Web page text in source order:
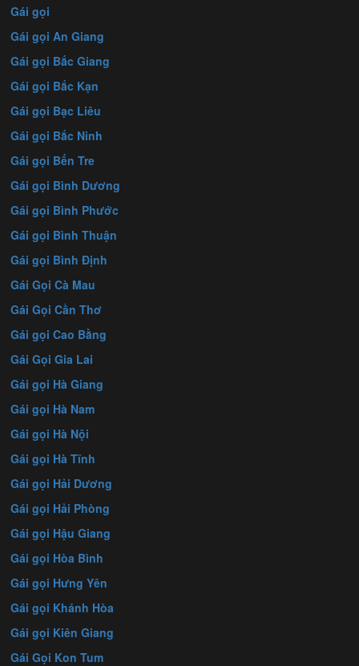
Gái gọi
Gái gọi An Giang
Gái gọi Bắc Giang
Gái gọi Bắc Kạn
Gái gọi Bạc Liêu
Gái gọi Bắc Ninh
Gái gọi Bến Tre
Gái gọi Bình Dương
Gái gọi Bình Phước
Gái gọi Bình Thuận
Gái gọi Bình Định
Gái Gọi Cà Mau
Gái Gọi Cần Thơ
Gái gọi Cao Bằng
Gái Gọi Gia Lai
Gái gọi Hà Giang
Gái gọi Hà Nam
Gái gọi Hà Nội
Gái gọi Hà Tĩnh
Gái gọi Hải Dương
Gái gọi Hải Phòng
Gái gọi Hậu Giang
Gái gọi Hòa Bình
Gái gọi Hưng Yên
Gái gọi Khánh Hòa
Gái gọi Kiên Giang
Gái Gọi Kon Tum